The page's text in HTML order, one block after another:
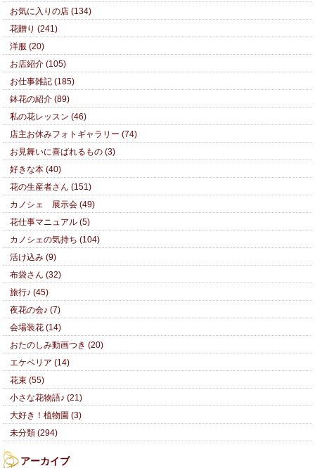
お気に入りの店 (134)
花贈り (241)
洋服 (20)
お店紹介 (105)
お仕事雑記 (185)
鉢花の紹介 (89)
私の花レッスン (46)
店主お休みフォトギャラリー (74)
お見舞いに喜ばれるもの (3)
好きな本 (40)
花の生産者さん (151)
カノシェ 展示会 (49)
花仕事マニュアル (5)
カノシェの気持ち (104)
活け込み (9)
布袋さん (32)
旅行♪ (45)
夜花の会♪ (7)
会場装花 (14)
おたのしみ動画つき (20)
エケベリア (14)
花束 (55)
小さな花物語♪ (21)
大好き！植物園 (3)
未分類 (294)
アーカイブ